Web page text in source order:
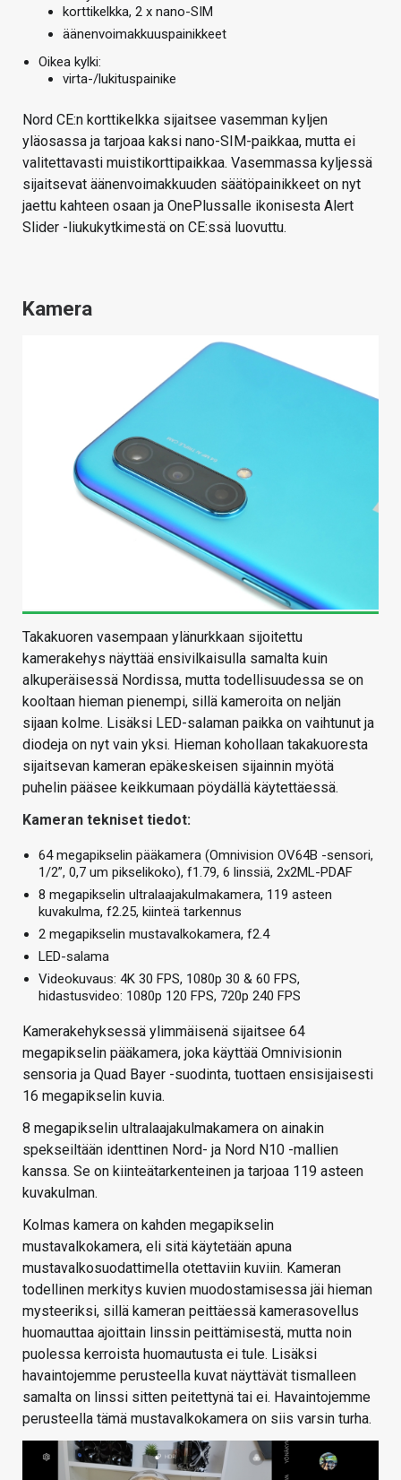
korttikelkka, 2 x nano-SIM
äänenvoimakkuuspainikkeet
Oikea kylki:
virta-/lukituspainike
Nord CE:n korttikelkka sijaitsee vasemman kyljen
yläosassa ja tarjoaa kaksi nano-SIM-paikkaa, mutta ei
valitettavasti muistikorttipaikkaa. Vasemmassa kyljessä
sijaitsevat äänenvoimakkuuden säätöpainikkeet on nyt
jaettu kahteen osaan ja OnePlussalle ikonisesta Alert
Slider -liukukytkimestä on CE:ssä luovuttu.
Kamera
Takakuoren vasempaan ylänurkkaan sijoitettu
kamerakehys näyttää ensivilkaisulla samalta kuin
alkuperäisessä Nordissa, mutta todellisuudessa se on
kooltaan hieman pienempi, sillä kameroita on neljän
sijaan kolme. Lisäksi LED-salaman paikka on vaihtunut ja
diodeja on nyt vain yksi. Hieman kohollaan takakuoresta
sijaitsevan kameran epäkeskeisen sijainnin myötä
puhelin pääsee keikkumaan pöydällä käytettäessä.
Kameran tekniset tiedot:
64 megapikselin pääkamera (Omnivision OV64B -sensori,
1/2”, 0,7 um pikselikoko), f1.79, 6 linssiä, 2x2ML-PDAF
8 megapikselin ultralaajakulmakamera, 119 asteen
kuvakulma, f2.25, kiinteä tarkennus
2 megapikselin mustavalkokamera, f2.4
LED-salama
Videokuvaus: 4K 30 FPS, 1080p 30 & 60 FPS,
hidastusvideo: 1080p 120 FPS, 720p 240 FPS
Kamerakehyksessä ylimmäisenä sijaitsee 64
megapikselin pääkamera, joka käyttää Omnivisionin
sensoria ja Quad Bayer -suodinta, tuottaen ensisijaisesti
16 megapikselin kuvia.
8 megapikselin ultralaajakulmakamera on ainakin
spekseiltään identtinen Nord- ja Nord N10 -mallien
kanssa. Se on kiinteätarkenteinen ja tarjoaa 119 asteen
kuvakulman.
Kolmas kamera on kahden megapikselin
mustavalkokamera, eli sitä käytetään apuna
mustavalkosuodattimella otettaviin kuviin. Kameran
todellinen merkitys kuvien muodostamisessa jäi hieman
mysteeriksi, sillä kameran peittäessä kamerasovellus
huomauttaa ajoittain linssin peittämisestä, mutta noin
puolessa kerroista huomautusta ei tule. Lisäksi
havaintojemme perusteella kuvat näyttävät tismalleen
samalta on linssi sitten peitettynä tai ei. Havaintojemme
perusteella tämä mustavalkokamera on siis varsin turha.